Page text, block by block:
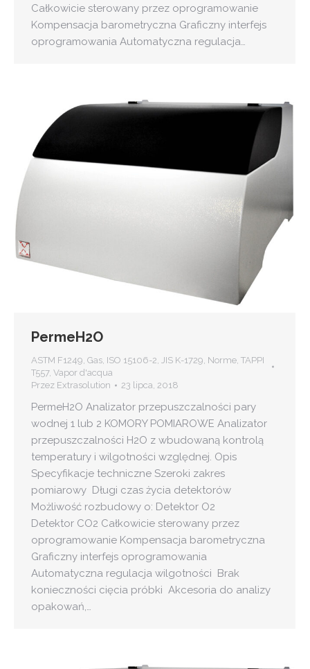
Całkowicie sterowany przez oprogramowanie
Kompensacja barometryczna Graficzny interfejs
oprogramowania Automatyczna regulacja…
PermeH2O
ASTM F1249, Gas, ISO 15106-2, JIS K-1729, Norme, TAPPI
T557, Vapor d'acqua
Przez Extrasolution 23 lipca, 2018
PermeH2O Analizator przepuszczalności pary
wodnej 1 lub 2 KOMORY POMIAROWE Analizator
przepuszczalności H2O z wbudowaną kontrolą
temperatury i wilgotności względnej. Opis
Specyfikacje techniczne Szeroki zakres
pomiarowy Długi czas życia detektorów
Możliwość rozbudowy o: Detektor O2
Detektor CO2 Całkowicie sterowany przez
oprogramowanie Kompensacja barometryczna
Graficzny interfejs oprogramowania
Automatyczna regulacja wilgotności Brak
konieczności cięcia próbki Akcesoria do analizy
opakowań,…